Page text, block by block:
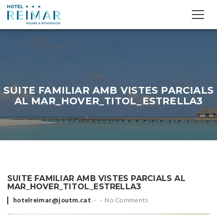
SUITE FAMILIAR AMB VISTES PARCIALS
AL MAR_HOVER_TITOL_ESTRELLA3
SUITE FAMILIAR AMB VISTES PARCIALS AL
MAR_HOVER_TITOL_ESTRELLA3
Posted
hotelreimar@joutm.cat No Comments